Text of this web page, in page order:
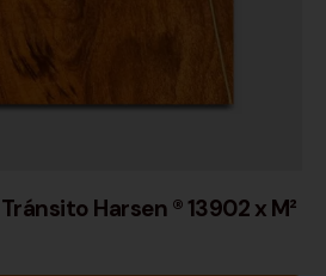
Harsen ® 13902 x M²